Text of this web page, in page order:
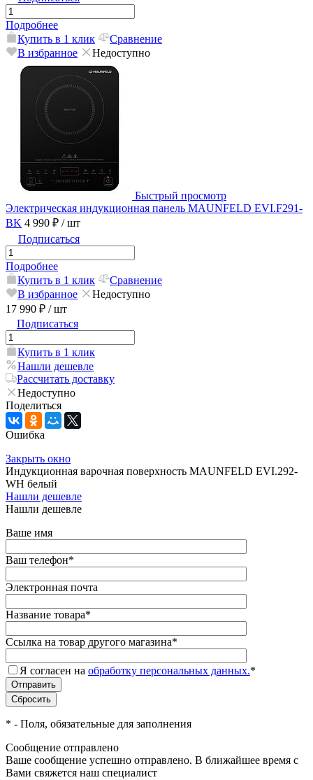
Подробнее
Купить в 1 клик
Сравнение
В избранное
Недоступно
Быстрый просмотр
Электрическая индукционная панель MAUNFELD EVI.F291-
BK 4 990 ₽ / шт
Подписаться
Подробнее
Купить в 1 клик
Сравнение
В избранное
Недоступно
17 990 ₽ / шт
Подписаться
Купить в 1 клик
Нашли дешевле
Рассчитать доставку
Недоступно
Поделиться
Ошибка
Закрыть окно
Индукционная варочная поверхность MAUNFELD EVI.292-
WH белый
Нашли дешевле
Нашли дешевле
Ваше имя
Ваш телефон*
Электронная почта
Название товара*
Ссылка на товар другого магазина*
Я согласен на обработку персональных данных.*
* - Поля, обязательные для заполнения
Сообщение отправлено
Ваше сообщение успешно отправлено. В ближайшее время с
Вами свяжется наш специалист